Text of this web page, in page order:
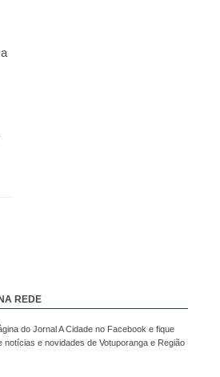
REDE
do Jornal A Cidade no Facebook e fique
notícias e novidades de Votuporanga e Região